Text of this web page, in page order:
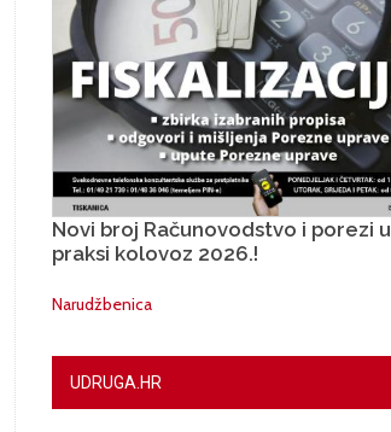
Novi broj Računovodstvo i porezi u
praksi kolovoz 2026.!
Narudžbenica
UDRUGA.HR